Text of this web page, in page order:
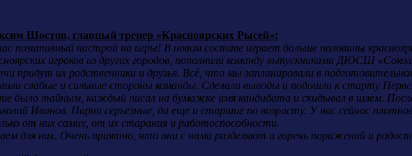
Шостов, главный тренер «Красноярских Рысей»:
позитивный настрой на игры! В новом составе играет больше половины
игроков из других городов, пополнили команду выпускниками ДЮСШ
придут их родственники и друзья. Всё, что мы запланировали в
слабые и сильные стороны команды. Сделали выводы и подошли к старту
было тайным, каждый писал на бумажке имя кандидата и скидывал в шлем.
Иванов. Парни серьезные, да еще и старшие по возрасту. У нас сейчас
от них самих, от их старания и работоспособности.
для них. Очень приятно, что они с нами разделяют и горечь поражений и